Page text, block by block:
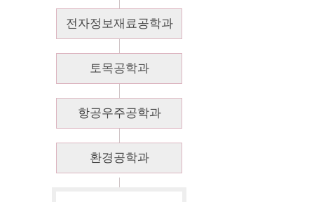
전자정보재료공학과
토목공학과
항공우주공학과
환경공학과